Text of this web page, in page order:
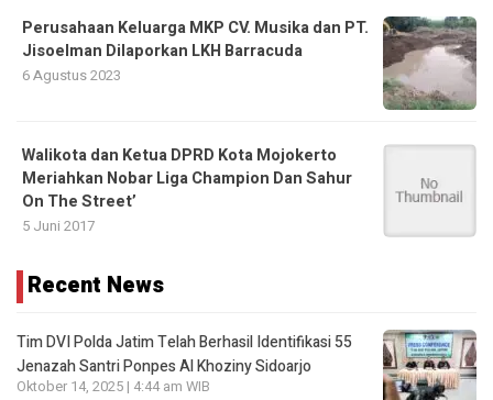
Perusahaan Keluarga MKP CV. Musika dan PT.
Jisoelman Dilaporkan LKH Barracuda
6 Agustus 2023
Walikota dan Ketua DPRD Kota Mojokerto
Meriahkan Nobar Liga Champion Dan Sahur
On The Street’
5 Juni 2017
Recent News
Tim DVI Polda Jatim Telah Berhasil Identifikasi 55
Jenazah Santri Ponpes Al Khoziny Sidoarjo
Oktober 14, 2025 | 4:44 am WIB